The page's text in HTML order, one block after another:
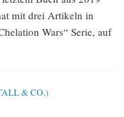
mit drei Artikeln in
Wars“ Serie, auf
& CO.)